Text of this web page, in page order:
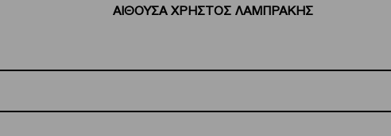
ΑΙΘΟΥΣΑ ΧΡΗΣΤΟΣ ΛΑΜΠΡΑΚΗΣ